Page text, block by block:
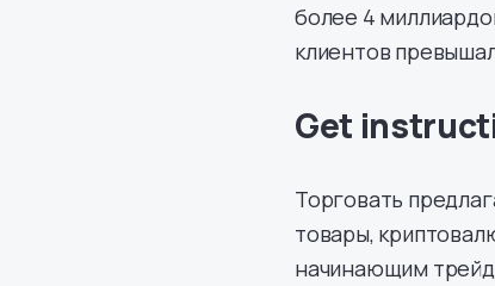
более 4
клиентов
Get
Торговать
товары,
начинающим